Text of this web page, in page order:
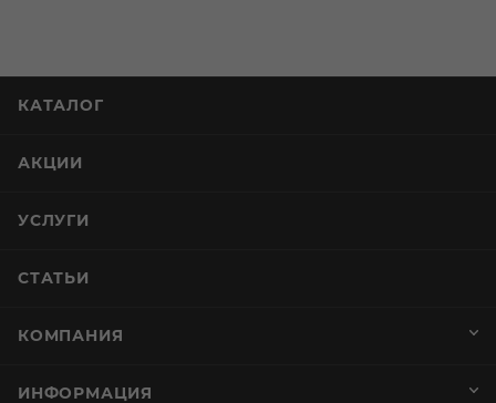
КАТАЛОГ
АКЦИИ
УСЛУГИ
СТАТЬИ
КОМПАНИЯ
ИНФОРМАЦИЯ